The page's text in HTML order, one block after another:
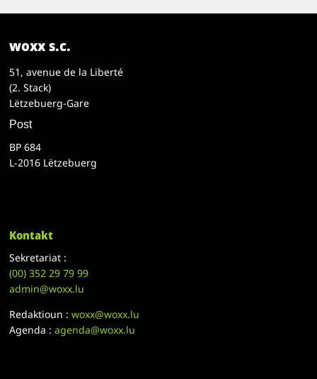
woxx s.c.
51, avenue de la Liberté
(2. Stack)
Lëtzebuerg-Gare
Post
BP 684
L-2016 Lëtzebuerg
Kontakt
Sekretariat :
(00)352 29 79 99
admin@woxx.lu
Redaktioun :woxx@woxx.lu
Agenda :agenda@woxx.lu